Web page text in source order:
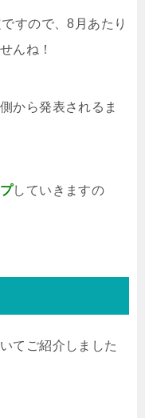
すので、8月あたり
んね！
から発表されるま
していきますの
てご紹介しました